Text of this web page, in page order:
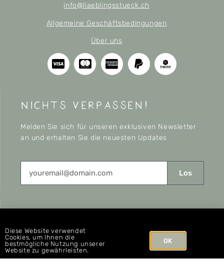
info@liaeblingsstueck.ch
Allgemeine Geschäftsbedingungen
Über uns
nichts verpassen!
Melden Sie sich für unseren exklusiven Newsletter
an und erhalten Sie die neuesten Updates
Los
CONNECT
Diese Website verwendet
Cookies, um Ihnen die
bestmögliche Nutzung unserer
Website zu gewährleisten.
OK